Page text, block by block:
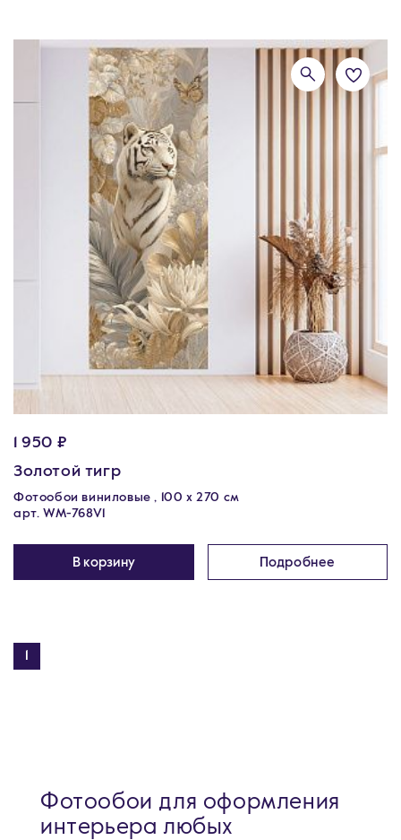
1 950 ₽
Золотой тигр
Фотообои виниловые , 100 x 270 см
арт. WM-768V1
В корзину Подробнее
Фотообои для оформления
интерьера любых